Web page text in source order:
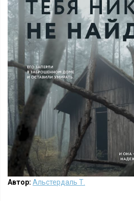
Автор: Альстердаль Т.